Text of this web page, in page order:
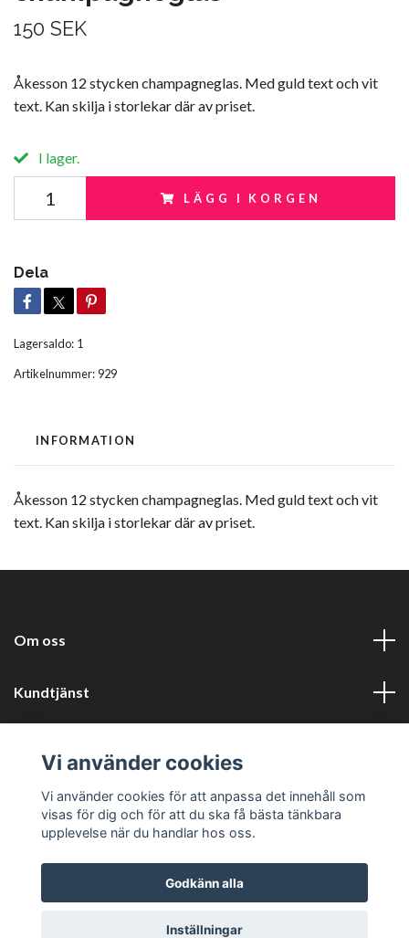
150 SEK
Åkesson 12 stycken champagneglas. Med guld text och vit
text. Kan skilja i storlekar där av priset.
I lager.
LÄGG I KORGEN
Dela
Lagersaldo: 1
Artikelnummer:929
INFORMATION
Åkesson 12 stycken champagneglas. Med guld text och vit
text. Kan skilja i storlekar där av priset.
Om oss
Kundtjänst
Sociala medier
© 2026 Harlyckans kuriosa och retro
Vi använder cookies
Vi använder cookies för att anpassa det innehåll som
visas för dig och för att du ska få bästa tänkbara
upplevelse när du handlar hos oss.
Godkänn alla
Inställningar